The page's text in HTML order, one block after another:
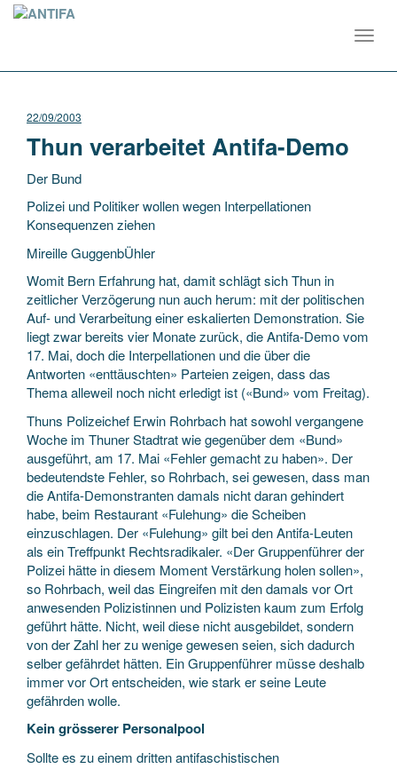
22/09/2003
Thun verarbeitet Antifa-Demo
Der Bund
Polizei und Politiker wollen wegen Interpellationen
Konsequenzen ziehen
Mireille GuggenbÜhler
Womit Bern Erfahrung hat, damit schlägt sich Thun in
zeitlicher Verzögerung nun auch herum: mit der politischen
Auf- und Verarbeitung einer eskalierten Demonstration. Sie
liegt zwar bereits vier Monate zurück, die Antifa-Demo vom
17. Mai, doch die Interpellationen und die über die
Antworten «enttäuschten» Parteien zeigen, dass das
Thema alleweil noch nicht erledigt ist («Bund» vom Freitag).
Thuns Polizeichef Erwin Rohrbach hat sowohl vergangene
Woche im Thuner Stadtrat wie gegenüber dem «Bund»
ausgeführt, am 17. Mai «Fehler gemacht zu haben». Der
bedeutendste Fehler, so Rohrbach, sei gewesen, dass man
die Antifa-Demonstranten damals nicht daran gehindert
habe, beim Restaurant «Fulehung» die Scheiben
einzuschlagen. Der «Fulehung» gilt bei den Antifa-Leuten
als ein Treffpunkt Rechtsradikaler. «Der Gruppenführer der
Polizei hätte in diesem Moment Verstärkung holen sollen»,
so Rohrbach, weil das Eingreifen mit den damals vor Ort
anwesenden Polizistinnen und Polizisten kaum zum Erfolg
geführt hätte. Nicht, weil diese nicht ausgebildet, sondern
von der Zahl her zu wenige gewesen seien, sich dadurch
selber gefährdet hätten. Ein Gruppenführer müsse deshalb
immer vor Ort entscheiden, wie stark er seine Leute
gefährden wolle.
Kein grösserer Personalpool
Sollte es zu einem dritten antifaschistischen